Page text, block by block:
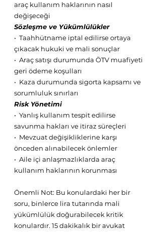
araç kullanım haklarının nasıl
değişeceği
Sözleşme ve Yükümlülükler
•⁠  ⁠Taahhütname iptal edilirse ortaya
çıkacak hukuki ve mali sonuçlar
•⁠  ⁠Araç satışı durumunda ÖTV muafiyeti
geri ödeme koşulları
•⁠  ⁠Kaza durumunda sigorta kapsamı ve
sorumluluk sınırları
Risk Yönetimi
•⁠  ⁠Yanlış kullanım tespit edilirse
savunma hakları ve itiraz süreçleri
•⁠  ⁠Mevzuat değişikliklerine karşı
önceden alınabilecek önlemler
•⁠  ⁠Aile içi anlaşmazlıklarda araç
kullanım haklarının korunması
Önemli Not: Bu konulardaki her bir
soru, binlerce lira tutarında mali
yükümlülük doğurabilecek kritik
konulardır. 15 dakikalık bir avukat